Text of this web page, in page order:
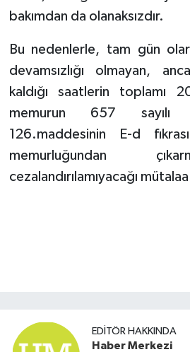
bakımdan da olanaksızdır.
Bu nedenlerle, tam gün
devamsızlığı olmayan,
kaldığı saatlerin toplamı
memurun 657 sayılı
126.maddesinin E-d
memurluğundan
cezalandırılamıyacağı mütalaa
EDITÖR HAKKINDA
Haber Merkezi